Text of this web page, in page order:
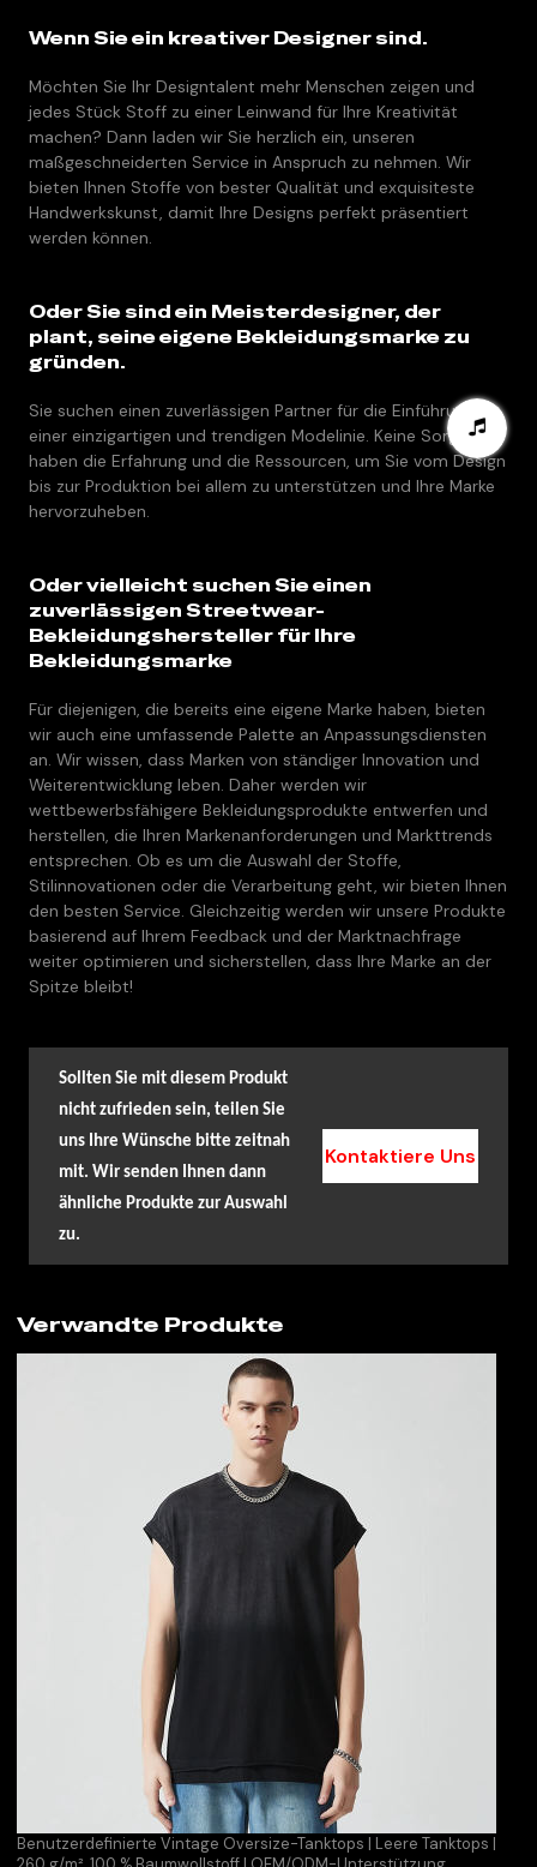
Wenn Sie ein kreativer Designer sind.
Möchten Sie Ihr Designtalent mehr Menschen zeigen und
jedes Stück Stoff zu einer Leinwand für Ihre Kreativität
machen? Dann laden wir Sie herzlich ein, unseren
maßgeschneiderten Service in Anspruch zu nehmen. Wir
bieten Ihnen Stoffe von bester Qualität und exquisiteste
Handwerkskunst, damit Ihre Designs perfekt präsentiert
werden können.
Oder Sie sind ein Meisterdesigner, der
plant, seine eigene Bekleidungsmarke zu
gründen.
Sie suchen einen zuverlässigen Partner für die Einführung
einer einzigartigen und trendigen Modelinie. Keine Sorge, wir
haben die Erfahrung und die Ressourcen, um Sie vom Design
bis zur Produktion bei allem zu unterstützen und Ihre Marke
hervorzuheben.
Oder vielleicht suchen Sie einen
zuverlässigen Streetwear-
Bekleidungshersteller für Ihre
Bekleidungsmarke
Für diejenigen, die bereits eine eigene Marke haben, bieten
wir auch eine umfassende Palette an Anpassungsdiensten
an. Wir wissen, dass Marken von ständiger Innovation und
Weiterentwicklung leben. Daher werden wir
wettbewerbsfähigere Bekleidungsprodukte entwerfen und
herstellen, die Ihren Markenanforderungen und Markttrends
entsprechen. Ob es um die Auswahl der Stoffe,
Stilinnovationen oder die Verarbeitung geht, wir bieten Ihnen
den besten Service. Gleichzeitig werden wir unsere Produkte
basierend auf Ihrem Feedback und der Marktnachfrage
weiter optimieren und sicherstellen, dass Ihre Marke an der
Spitze bleibt!
Sollten Sie mit diesem Produkt
nicht zufrieden sein, teilen Sie
uns Ihre Wünsche bitte zeitnah
mit. Wir senden Ihnen dann
ähnliche Produkte zur Auswahl
zu.
Kontaktiere Uns
Verwandte Produkte
Benutzerdefinierte Vintage Oversize-Tanktops | Leere Tanktops |